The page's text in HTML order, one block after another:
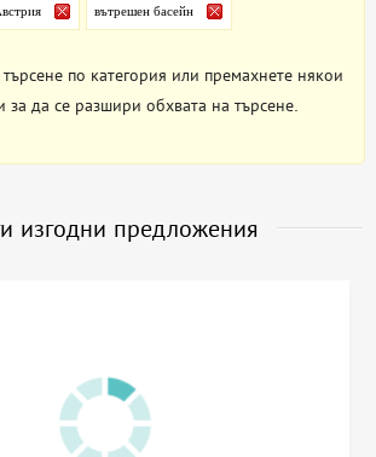
вътрешен басейн
по категория или премахнете някои
за да се разшири обхвата на търсене.
изгодни предложения